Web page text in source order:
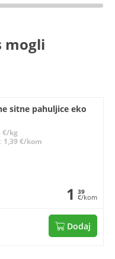
mogli
sitne pahuljice eko
€/kg
1,39 €/kom
1 39
€/kom
Dodaj